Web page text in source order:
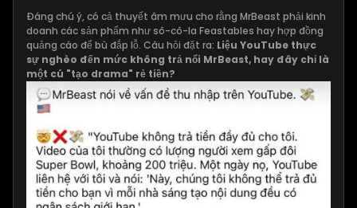
Đáng chú ý, có cả thuyết âm mưu cho rằng MrBeast phải kinh
doanh các sản phẩm như sô-cô-la Feastables hay hợp đồng
quảng cáo để bù đắp lỗ. Câu hỏi đặt ra: Liệu YouTube thực
sự nghèo đến mức không trả nổi MrBeast, hay đây chỉ là
một cú "tạo drama" rẻ tiền?